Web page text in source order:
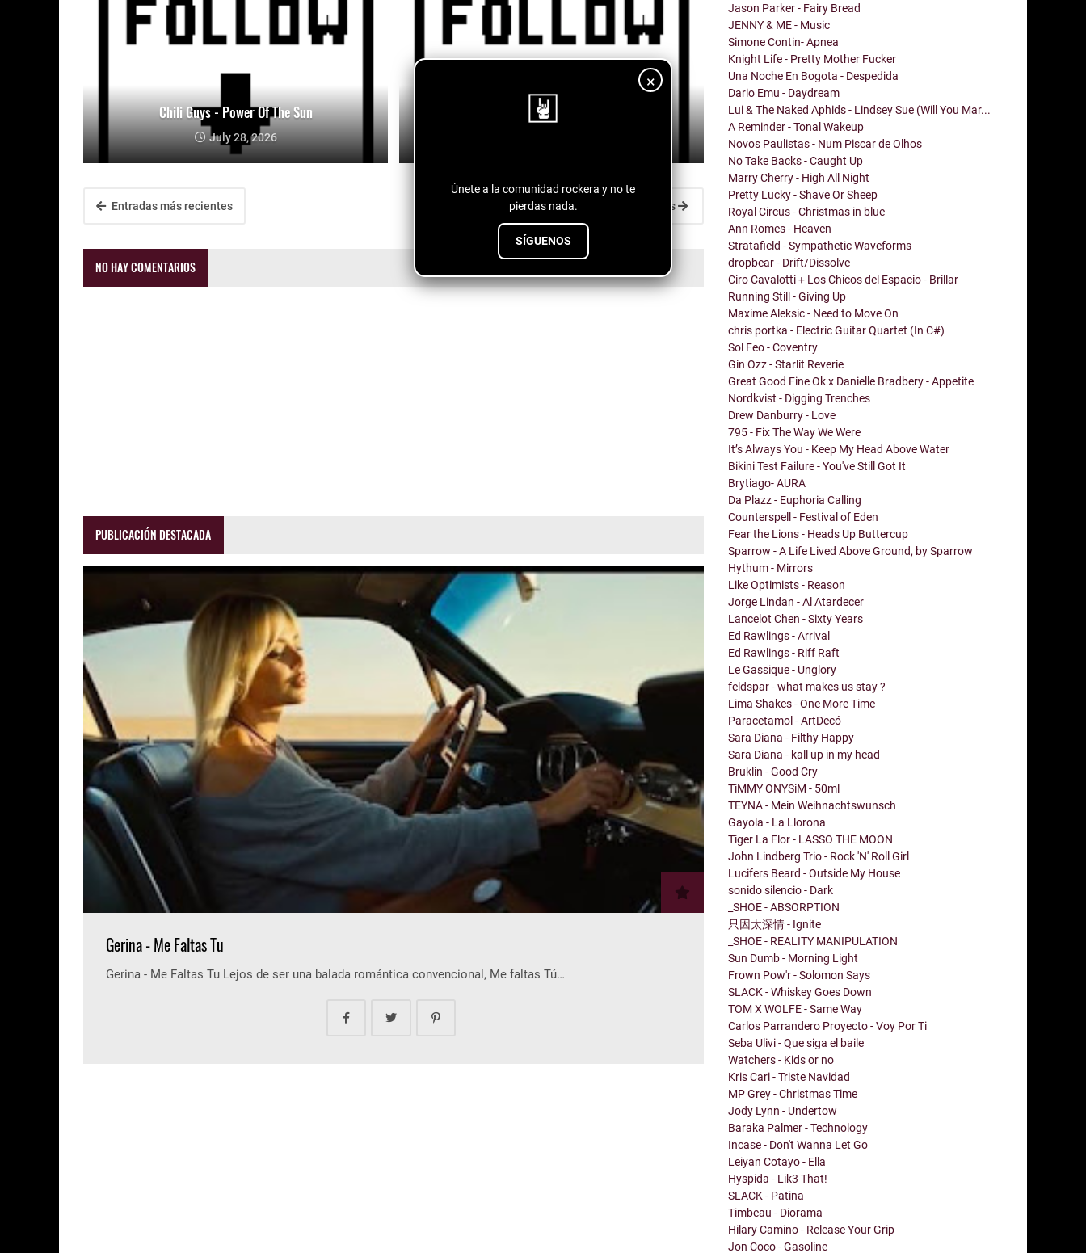
×
Únete a la comunidad rockera y no te
pierdas nada.
SÍGUENOS
Chili Guys - Power Of The Sun
July 28, 2026
Aaron Skiles - "Maybe It's Alright"
Entradas más recientes Entradas antiguas
NO HAY COMENTARIOS
PUBLICACIÓN DESTACADA
Gerina - Me Faltas Tu
Gerina - Me Faltas Tu Lejos de ser una balada romántica convencional, Me faltas Tú…
Jason Parker - Fairy Bread
JENNY & ME - Music
Simone Contin- Apnea
Knight Life - Pretty Mother Fucker
Una Noche En Bogota - Despedida
Dario Emu - Daydream
Lui & The Naked Aphids - Lindsey Sue (Will You Mar...
A Reminder - Tonal Wakeup
Novos Paulistas - Num Piscar de Olhos
No Take Backs - Caught Up
Marry Cherry - High All Night
Pretty Lucky - Shave Or Sheep
Royal Circus - Christmas in blue
Ann Romes - Heaven
Stratafield - Sympathetic Waveforms
dropbear - Drift/Dissolve
Ciro Cavalotti + Los Chicos del Espacio - Brillar
Running Still - Giving Up
Maxime Aleksic - Need to Move On
chris portka - Electric Guitar Quartet (In C#)
Sol Feo - Coventry
Gin Ozz - Starlit Reverie
Great Good Fine Ok x Danielle Bradbery - Appetite
Nordkvist - Digging Trenches
Drew Danburry - Love
795 - Fix The Way We Were
It’s Always You - Keep My Head Above Water
Bikini Test Failure - You've Still Got It
Brytiago- AURA
Da Plazz - Euphoria Calling
Counterspell - Festival of Eden
Fear the Lions - Heads Up Buttercup
Sparrow - A Life Lived Above Ground, by Sparrow
Hythum - Mirrors
Like Optimists - Reason
Jorge Lindan - Al Atardecer
Lancelot Chen - Sixty Years
Ed Rawlings - Arrival
Ed Rawlings - Riff Raft
Le Gassique - Unglory
feldspar - what makes us stay ?
Lima Shakes - One More Time
Paracetamol - ArtDecó
Sara Diana - Filthy Happy
Sara Diana - kall up in my head
Bruklin - Good Cry
TiMMY ONYSiM - 50ml
TEYNA - Mein Weihnachtswunsch
Gayola - La Llorona
Tiger La Flor - LASSO THE MOON
John Lindberg Trio - Rock 'N' Roll Girl
Lucifers Beard - Outside My House
sonido silencio - Dark
_SHOE - ABSORPTION
只因太深情 - Ignite
_SHOE - REALITY MANIPULATION
Sun Dumb - Morning Light
Frown Pow'r - Solomon Says
SLACK - Whiskey Goes Down
TOM X WOLFE - Same Way
Carlos Parrandero Proyecto - Voy Por Ti
Seba Ulivi - Que siga el baile
Watchers - Kids or no
Kris Cari - Triste Navidad
MP Grey - Christmas Time
Jody Lynn - Undertow
Baraka Palmer - Technology
Incase - Don't Wanna Let Go
Leiyan Cotayo - Ella
Hyspida - Lik3 That!
SLACK - Patina
Timbeau - Diorama
Hilary Camino - Release Your Grip
Jon Coco - Gasoline